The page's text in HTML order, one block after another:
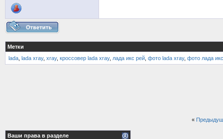
Метки
lada lada xray, xray, кроссовер lada xray, лада икс рей фото lada xray, фото лада
«
Ваши права в разделе